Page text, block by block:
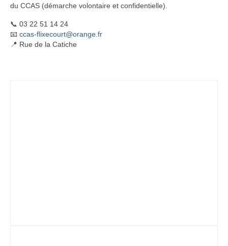
du CCAS (démarche volontaire et confidentielle).
📞 03 22 51 14 24
📧 ccas-flixecourt@orange.fr
📍 Rue de la Catiche